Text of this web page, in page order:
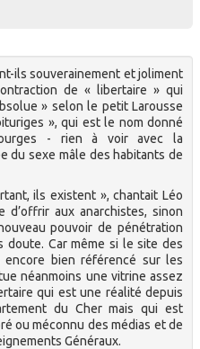
ils souverainement et joliment
de « libertaire » qui
» selon le petit Larousse
», qui est le nom donné
- rien à voir avec la
du sexe mâle des habitants de
ils existent », chantait Léo
d’offrir aux anarchistes, sinon
pouvoir de pénétration
doute. Car même si le site des
encore bien référencé sur les
néanmoins une vitrine assez
qui est une réalité depuis
du Cher mais qui est
ou méconnu des médias et de
Généraux.